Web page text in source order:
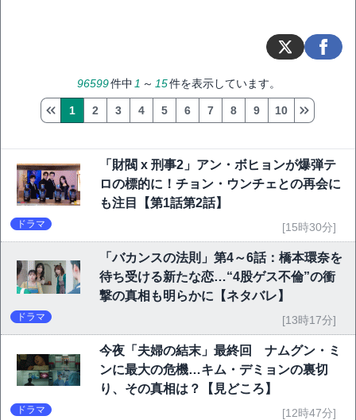
96599件中 1 ～ 15件を表示しています。
1 2 3 4 5 6 7 8 9 10
「財閥 x 刑事2」アン・ボヒョンが爆弾テ
ロの標的に！チョン・ウンチェとの再会に
も注目【第1話第2話】
ドラマ [15時30分]
「バカンスの法則」第4～6話：橋本環奈を
待ち受ける新たな恋…“4股ゲス不倫”の衝
撃の真相も明らかに【ネタバレ】
ドラマ [13時17分]
今夜「夫婦の結末」最終回 ナムグン・ミ
ンに最大の危機…キム・デミョンの裏切
り、その真相は？【見どころ】
ドラマ [12時47分]